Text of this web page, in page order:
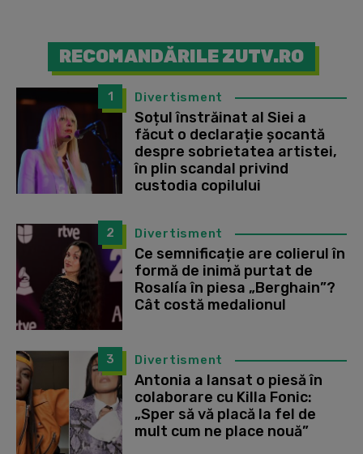
RECOMANDĂRILE ZUTV.RO
1 Divertisment
Soțul înstrăinat al Siei a
făcut o declarație șocantă
despre sobrietatea artistei,
în plin scandal privind
custodia copilului
2 Divertisment
Ce semnificație are colierul în
formă de inimă purtat de
Rosalía în piesa „Berghain”?
Cât costă medalionul
3 Divertisment
Antonia a lansat o piesă în
colaborare cu Killa Fonic:
„Sper să vă placă la fel de
mult cum ne place nouă”